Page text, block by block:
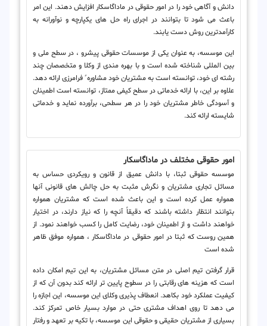
دانش و آگاهی خود را در امور حقوقی در ماداگاسکار افزایش دهند. این امر
باعث می شود تا بتوانند در اجرای راه حل های یکپارچه و نوآورانه به
کارآمدترین روش دست یابند.
این موسسه، به عنوان یکی از موسسات حقوقی پیشرو ، در سطح ملی و
بین المللی شناخته شده است و با بهره مندی از وکلا و متخصصان چند
رشته ای خود، توانسته است به مشتریان خود مشاوره ً فرامرزی ارائه دهد.
علاوه بر این، با ارائه خدماتی در سطح کیفی ممتاز، توانسته است اطمینان
و آسودگی خاطر مشتریان خود را در هر سطحی، برآورده نماید و خدماتی
شایسته ارائه کند.
امور حقوقی مختلف در ماداگاسکار
موسسه حقوقی ثبتا، با دانش عمیق از قانون و رویکردی حساس به
مسائل تجاری مشتریان و نگرش مثبت به حل چالش های قانونی آنها
همواره عمل کرده است و این باعث شده است که مشتریان همواره
بتوانند انتظار داشته باشند که دقیقاً آنچه را که نیاز دارند، در اختیار
خواهند داشت و از اطمینان خود، رضایت کامل را کسب خواهند نمود. از
همین روست که ثبتا در امور حقوقی در ماداگاسکار ، همواره موفق ظاهر
شده است
قرار گرفتن تیم اصلی در متن مسائل مشتریان، به این تیم امکان داده
است که هزینه های رقابتی را در سطوح پایین تر ارائه کند بدون آن که از
کیفیت عملکرد خود بکاهد. انعطاف پذیری وکلای این موسسه، این اجازه را
می دهد تا روی اهداف مشتری حتی در موارد بسیار خاص تمرکز کند.
بسیاری از مشتریان حقیقی و حقوقی این موسسه، با تکیه بر تعهد و رفتار